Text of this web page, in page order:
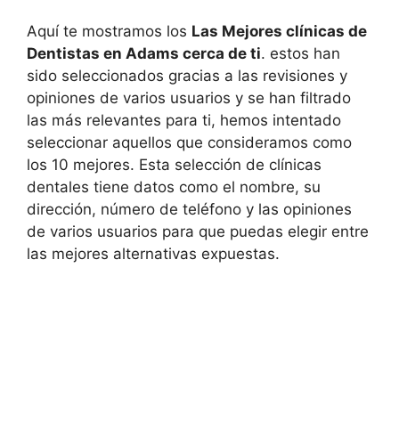
Aquí te mostramos los Las Mejores clínicas de
Dentistas en Adams cerca de ti. estos han
sido seleccionados gracias a las revisiones y
opiniones de varios usuarios y se han filtrado
las más relevantes para ti, hemos intentado
seleccionar aquellos que consideramos como
los 10 mejores. Esta selección de clínicas
dentales tiene datos como el nombre, su
dirección, número de teléfono y las opiniones
de varios usuarios para que puedas elegir entre
las mejores alternativas expuestas.